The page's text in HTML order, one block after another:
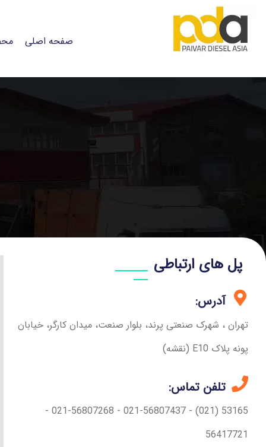
صفحه اصلی
پل های ارتباطی
آدرس:
تهران ، شهرک صنعتی پرند، بلوار صنعت، میدان کارگر، خیابان
پونه پلاک E10 (نقشه)
تلفن تماس:
53165 (021) - 021-56807437 - 021-56807268 -
56417721